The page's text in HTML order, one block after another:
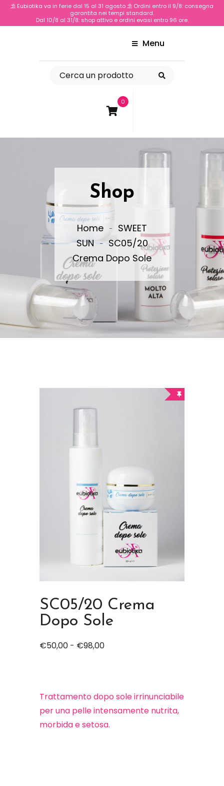
⛱️ Eubiotika va in ferie dal 15 al 31 agosto ⛱️ Ordini entro il 9/8: consegna
garantita nei tempi standard.
Dal 10/8 al 31/8: shop attivo e ordini evasi entro 96 ore.
Menu
0
Shop
Home
SWEET
SUN
SC05/20
Crema Dopo Sole
SC05/20 Crema
Dopo Sole
€50,00 - €98,00
Trattamento dopo sole irrinunciabile
per una pelle intensamente nutrita,
morbida e setosa.